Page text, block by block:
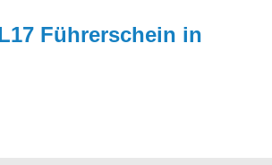
Führer­schein in